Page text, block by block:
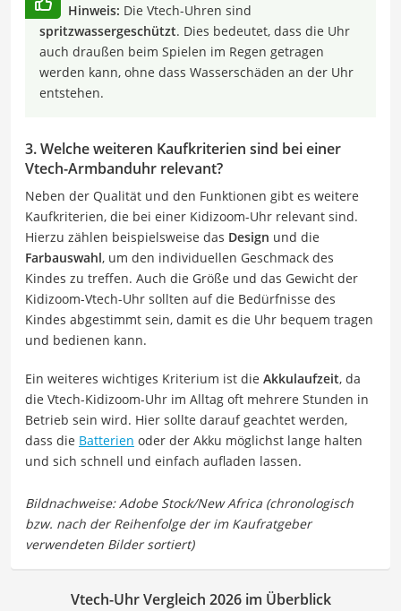
Hinweis: Die Vtech-Uhren sind
spritzwassergeschützt. Dies bedeutet, dass die Uhr
auch draußen beim Spielen im Regen getragen
werden kann, ohne dass Wasserschäden an der Uhr
entstehen.
3. Welche weiteren Kaufkriterien sind bei einer
Vtech-Armbanduhr relevant?
Neben der Qualität und den Funktionen gibt es weitere
Kaufkriterien, die bei einer Kidizoom-Uhr relevant sind.
Hierzu zählen beispielsweise das Design und die
Farbauswahl, um den individuellen Geschmack des
Kindes zu treffen. Auch die Größe und das Gewicht der
Kidizoom-Vtech-Uhr sollten auf die Bedürfnisse des
Kindes abgestimmt sein, damit es die Uhr bequem tragen
und bedienen kann.
Ein weiteres wichtiges Kriterium ist die Akkulaufzeit, da
die Vtech-Kidizoom-Uhr im Alltag oft mehrere Stunden in
Betrieb sein wird. Hier sollte darauf geachtet werden,
dass die Batterien oder der Akku möglichst lange halten
und sich schnell und einfach aufladen lassen.
Vtech-Uhr Vergleich 2026 im Überblick